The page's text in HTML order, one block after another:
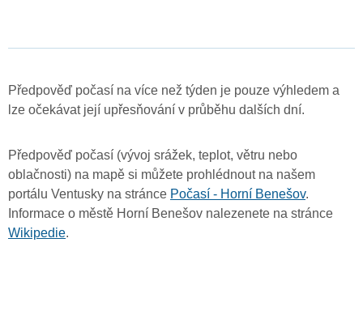
Předpověď počasí na více než týden je pouze výhledem a
lze očekávat její upřesňování v průběhu dalších dní.
Předpověď počasí (vývoj srážek, teplot, větru nebo
oblačnosti) na mapě si můžete prohlédnout na našem
portálu Ventusky na stránce Počasí - Horní Benešov.
Informace o městě Horní Benešov nalezenete na stránce
Wikipedie.